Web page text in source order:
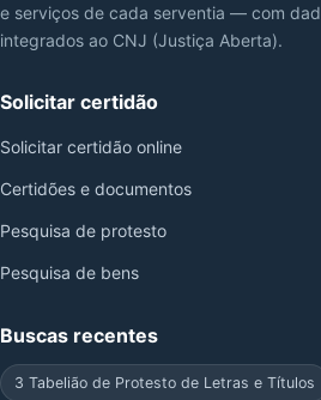
e serviços de cada serventia — com
integrados ao CNJ (Justiça Aberta).
Solicitar certidão
Solicitar certidão online
Certidões e documentos
Pesquisa de protesto
Pesquisa de bens
Buscas recentes
3 Tabelião de Protesto de Letras e Títulos